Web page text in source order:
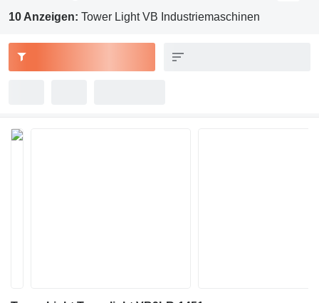
10 Anzeigen: Tower Light VB Industriemaschinen